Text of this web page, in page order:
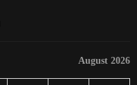
August 2026